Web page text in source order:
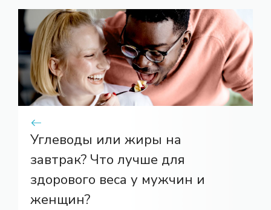
Углеводы или жиры на
завтрак? Что лучше для
здорового веса у мужчин и
женщин?